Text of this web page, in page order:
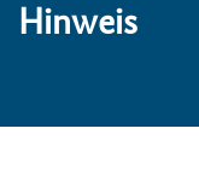
Hin­weis